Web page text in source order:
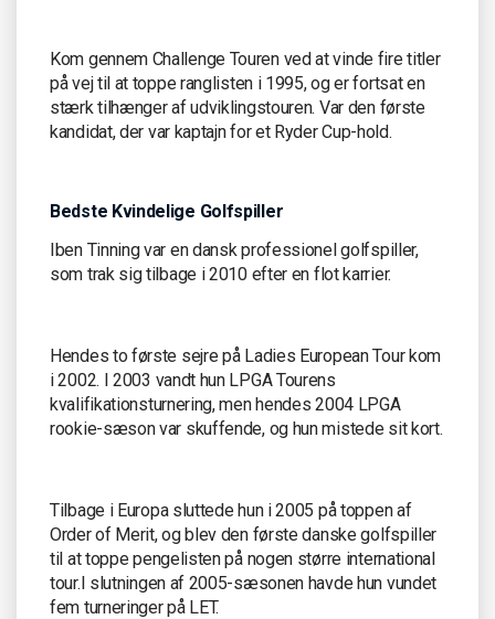
Kom gennem Challenge Touren ved at vinde fire titler
på vej til at toppe ranglisten i 1995, og er fortsat en
stærk tilhænger af udviklingstouren. Var den første
kandidat, der var kaptajn for et Ryder Cup-hold.
Bedste Kvindelige Golfspiller
Iben Tinning var en dansk professionel golfspiller,
som trak sig tilbage i 2010 efter en flot karrier.
Hendes to første sejre på Ladies European Tour kom
i 2002. I 2003 vandt hun LPGA Tourens
kvalifikationsturnering, men hendes 2004 LPGA
rookie-sæson var skuffende, og hun mistede sit kort.
Tilbage i Europa sluttede hun i 2005 på toppen af
Order of Merit, og blev den første danske golfspiller
til at toppe pengelisten på nogen større international
tour.I slutningen af 2005-sæsonen havde hun vundet
fem turneringer på LET.